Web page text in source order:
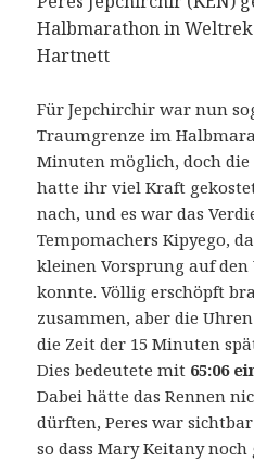
Halbmarathon in
Hartnett
Für Jepchirchir war nun
Traumgrenze im
Minuten möglich, doch die
hatte ihr viel Kraft
nach, und es war das
Tempomachers Kipyego,
kleinen Vorsprung auf
konnte. Völlig erschöpft
zusammen, aber die
die Zeit der 15 Minuten
Dies bedeutete mit 65:06
Dabei hätte das Rennen
dürften, Peres war
so dass Mary Keitany